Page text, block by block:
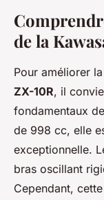
de la
Pour améliorer
ZX-10R, il
fondamentaux
de 998 cc, elle
exceptionnelle.
bras oscillant
Cependant,